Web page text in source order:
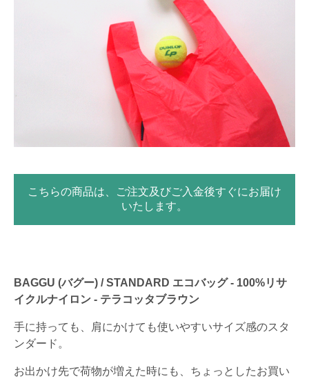
こちらの商品は、ご注文及びご入金後すぐにお届け
いたします。
BAGGU (バグー) / STANDARD エコバッグ - 100%リサ
イクルナイロン - テラコッタブラウン
手に持っても、肩にかけても使いやすいサイズ感のスタ
ンダード。
お出かけ先で荷物が増えた時にも、ちょっとしたお買い